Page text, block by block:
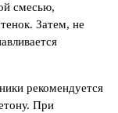
смесью,
Затем, не
рекомендуется
При